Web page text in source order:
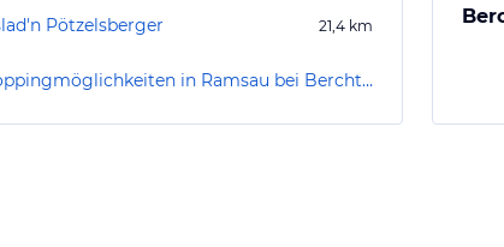
Pötzelsberger 21,4 km
Shoppingmöglichkeiten in Ramsau bei Berchtesgaden